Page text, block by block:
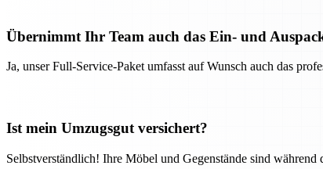
Übernimmt Ihr Team auch das Ein- und
Ja, unser Full-Service-Paket umfasst auf Wunsch auch das
Ist mein Umzugsgut versichert?
Selbstverständlich! Ihre Möbel und Gegenstände sind während